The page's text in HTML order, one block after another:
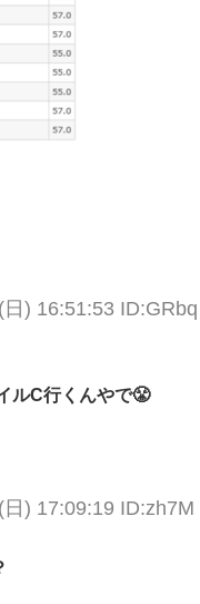
) 16:51:53 ID:GRbq
ルC行くんやで😤
) 17:09:19 ID:zh7M